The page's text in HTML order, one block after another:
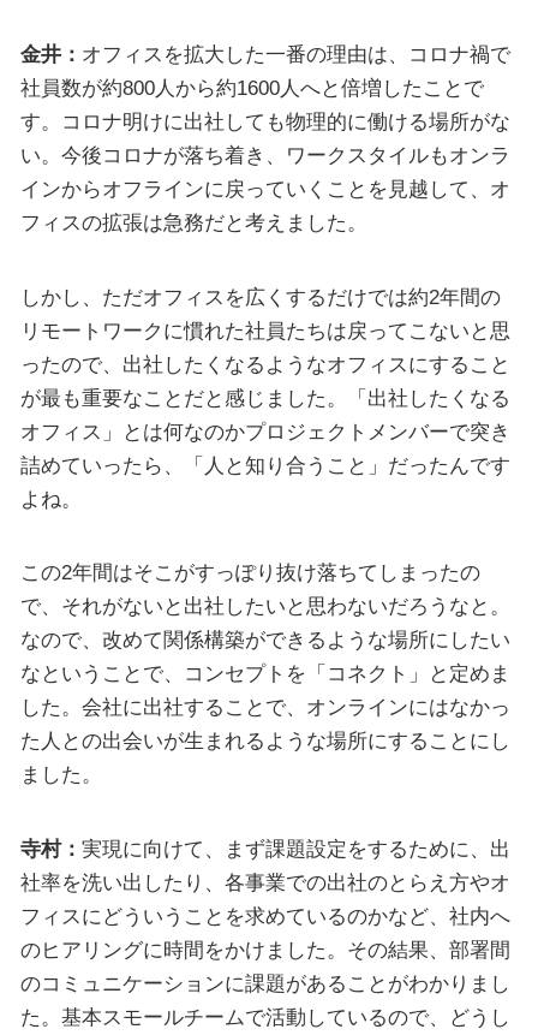
金井： オフィスを拡大した一番の理由は、コロナ禍で
社員数が約800人から約1600人へと倍増したことで
す。コロナ明けに出社しても物理的に働ける場所がな
い。今後コロナが落ち着き、ワークスタイルもオンラ
インからオフラインに戻っていくことを見越して、オ
フィスの拡張は急務だと考えました。
しかし、ただオフィスを広くするだけでは約2年間の
リモートワークに慣れた社員たちは戻ってこないと思
ったので、出社したくなるようなオフィスにすること
が最も重要なことだと感じました。「出社したくなる
オフィス」とは何なのかプロジェクトメンバーで突き
詰めていったら、「人と知り合うこと」だったんです
よね。
この2年間はそこがすっぽり抜け落ちてしまったの
で、それがないと出社したいと思わないだろうなと。
なので、改めて関係構築ができるような場所にしたい
なということで、コンセプトを「コネクト」と定めま
した。会社に出社することで、オンラインにはなかっ
た人との出会いが生まれるような場所にすることにし
ました。
寺村： 実現に向けて、まず課題設定をするために、出
社率を洗い出したり、各事業での出社のとらえ方やオ
フィスにどういうことを求めているのかなど、社内へ
のヒアリングに時間をかけました。その結果、部署間
のコミュニケーションに課題があることがわかりまし
た。基本スモールチームで活動しているので、どうし